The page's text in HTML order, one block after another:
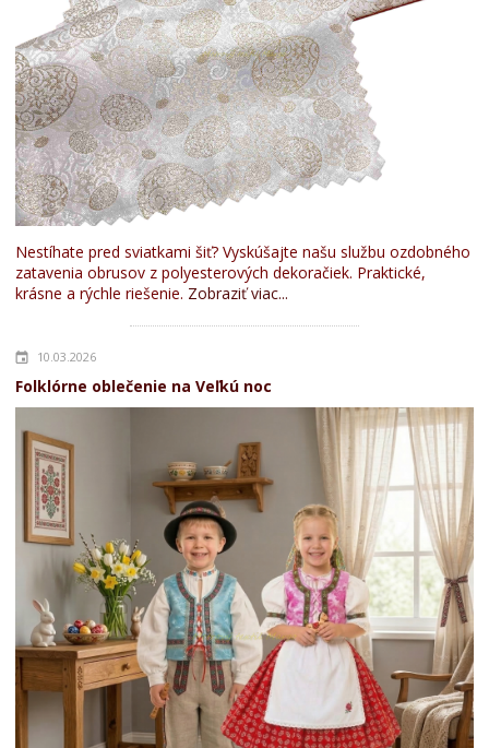
Nestíhate pred sviatkami šiť? Vyskúšajte našu službu ozdobného
zatavenia obrusov z polyesterových dekoračiek. Praktické,
krásne a rýchle riešenie. Zobraziť viac...
10.03.2026
Folklórne oblečenie na Veľkú noc